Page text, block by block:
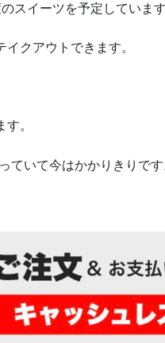
スイーツを予定しています
クアウトできます。
。
ていて今はかかりきりです